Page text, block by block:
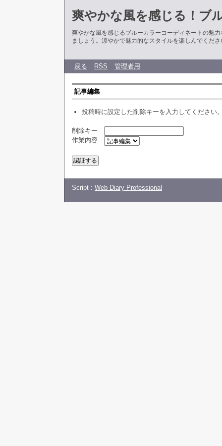
爽やかな風を感じる！ブ
爽やかな風を感じるブルーカラーコーディネートの魅
ましょう。涼やかで魅力的なスタイルを楽しんでくださ
戻る RSS 管理者用
記事編集
投稿時に設定した削除キーを入力してください
削除キー
作業内容
Script : Web Diary Professional